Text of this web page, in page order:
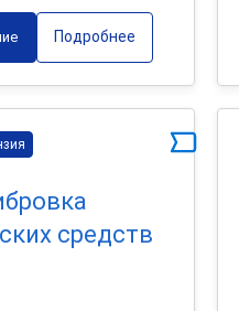
Подробнее
средств